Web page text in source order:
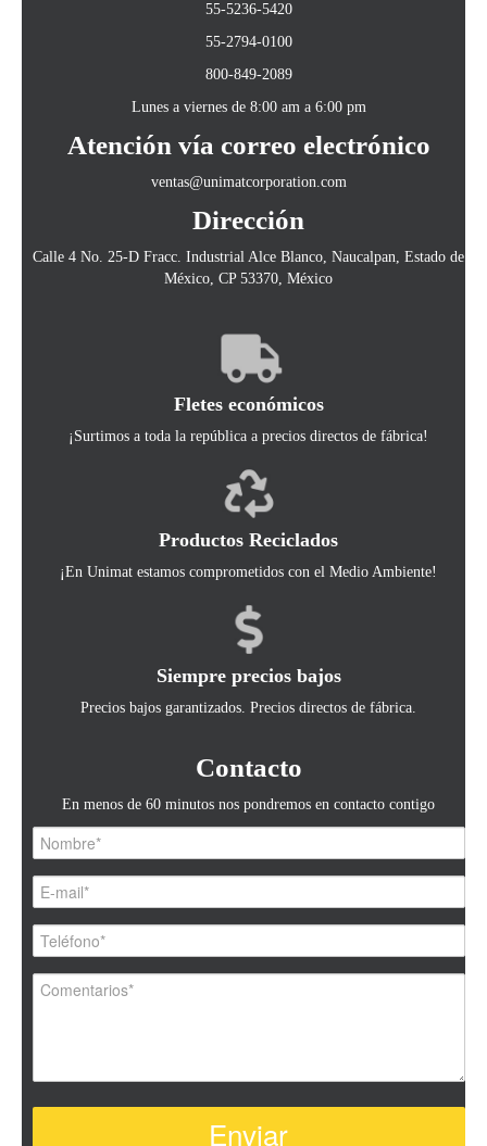
55-5236-5420
55-2794-0100
800-849-2089
Lunes a viernes de 8:00 am a 6:00 pm
Atención vía correo electrónico
ventas@unimatcorporation.com
Dirección
Calle 4 No. 25-D Fracc. Industrial Alce Blanco, Naucalpan, Estado de
México, CP 53370, México
Fletes económicos
¡Surtimos a toda la república a precios directos de fábrica!
Productos Reciclados
¡En Unimat estamos comprometidos con el Medio Ambiente!
Siempre precios bajos
Precios bajos garantizados. Precios directos de fábrica.
Contacto
En menos de 60 minutos nos pondremos en contacto contigo